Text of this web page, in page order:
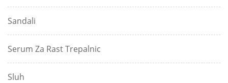
Sandali
Serum Za Rast Trepalnic
Sluh